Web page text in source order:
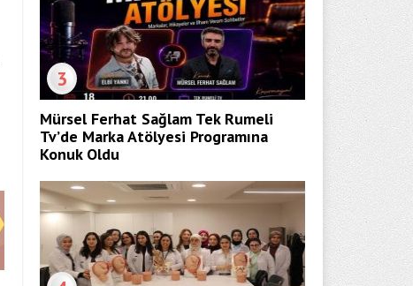
3
Mürsel Ferhat Sağlam Tek Rumeli
Tv’de Marka Atölyesi Programına
Konuk Oldu